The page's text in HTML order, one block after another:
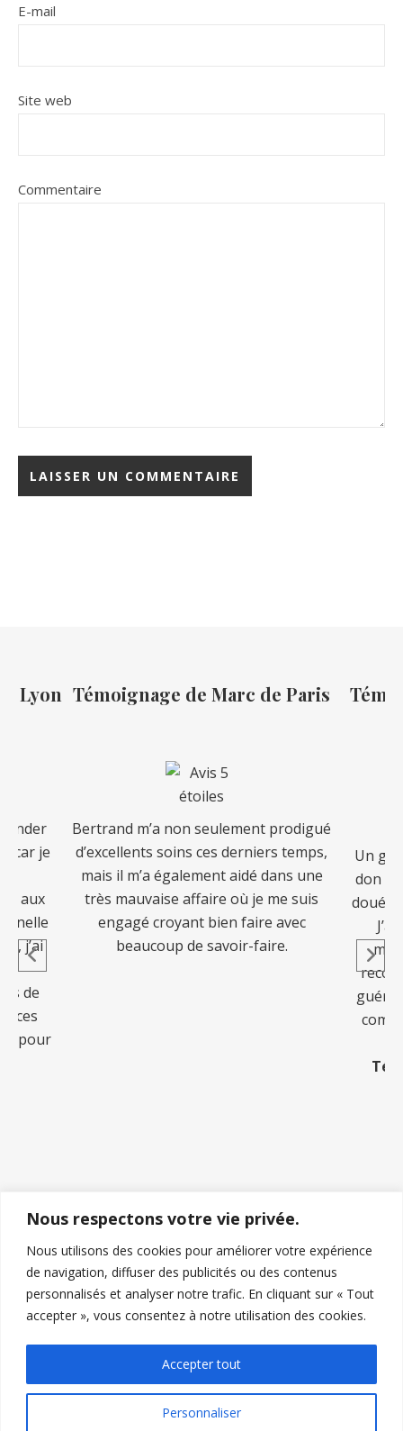
Nous respectons votre vie privée.
Nous utilisons des cookies pour améliorer votre expérience
de navigation, diffuser des publicités ou des contenus
personnalisés et analyser notre trafic. En cliquant sur « Tout
accepter », vous consentez à notre utilisation des cookies.
Personnaliser
Accepter tout
E-mail
Site web
Commentaire
Lyon
car je
et aux
j’ai
de
pour
Témoignage de Marc de Paris
Bertrand m’a non seulement prodigué
d’excellents soins ces derniers temps,
mais il m’a également aidé dans une
très mauvaise affaire où je me suis
engagé croyant bien faire avec
beaucoup de savoir-faire.
Un
don
doué
Mr Bertrand Magnétiseur Guérisseur 2026 | ✓ Thérapeute
Holistique Certifié Bertrand – Praticien en magnétisme à distance |